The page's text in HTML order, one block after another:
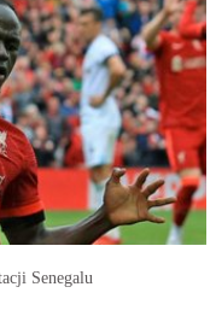
Senegalu